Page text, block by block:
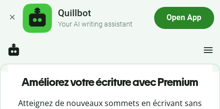
Quillbot
Your AI writing assistant
Open App
Améliorez votre écriture avec Premium
Atteignez de nouveaux sommets en écrivant sans